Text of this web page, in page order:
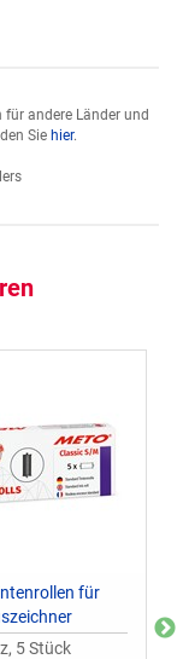
andere Länder und
Sie hier.
für
5 Stück